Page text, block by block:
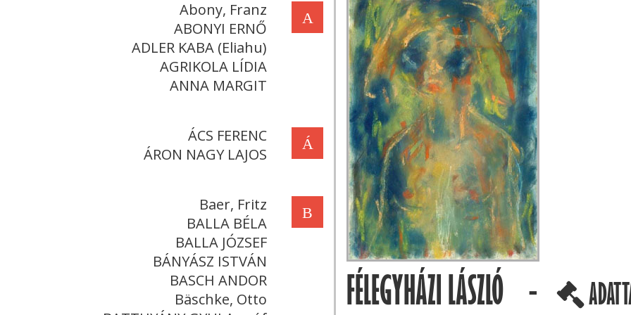
A
Abony, Franz
ABONYI ERNŐ
ADLER KABA (Eliahu)
AGRIKOLA LÍDIA
ANNA MARGIT
Á
ÁCS FERENC
ÁRON NAGY LAJOS
B
Baer, Fritz
BALLA BÉLA
BALLA JÓZSEF
BÁNYÁSZ ISTVÁN
BASCH ANDOR
Bäschke, Otto
FÉLEGYHÁZI LÁSZLÓ -